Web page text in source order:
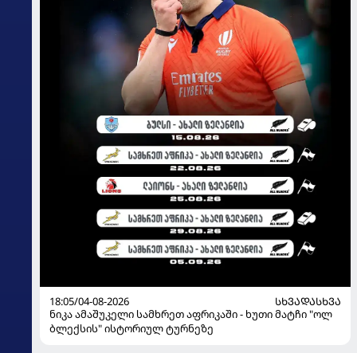
18:05/04-08-2026
ᲡᲮᲕᲐᲓᲐᲡᲮᲕᲐ
ნიკა ამაშუკელი სამხრეთ აფრიკაში - ხუთი მატჩი "ოლ
ბლექსის" ისტორიულ ტურნეზე